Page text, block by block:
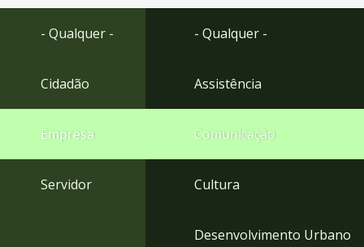
Ir
- Qualquer -
Cidadão
Empresa
Servidor
- Qualquer -
Assistência
Comunicação
Cultura
Desenvolvimento Urbano